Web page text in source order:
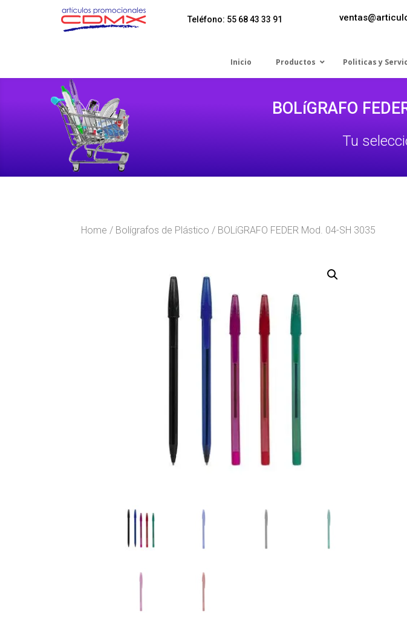
Teléfono: 55 68 43 33 91
Inicio Productos Politicas y
BOLíGRAFO
Tu
Home / Bolígrafos de Plástico / BOLíGRAFO FEDER Mod. 04-SH 3035